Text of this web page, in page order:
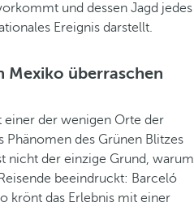
und dessen Jagd jedes
Ereignis darstellt.
Mexiko überraschen
einer der wenigen Orte der
Phänomen des Grünen Blitzes
nicht der einzige Grund, warum
beeindruckt: Barceló
krönt das Erlebnis mit einer